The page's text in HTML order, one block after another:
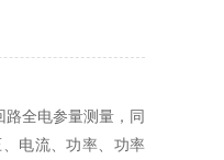
全电参量测量，同
电流、功率、功率